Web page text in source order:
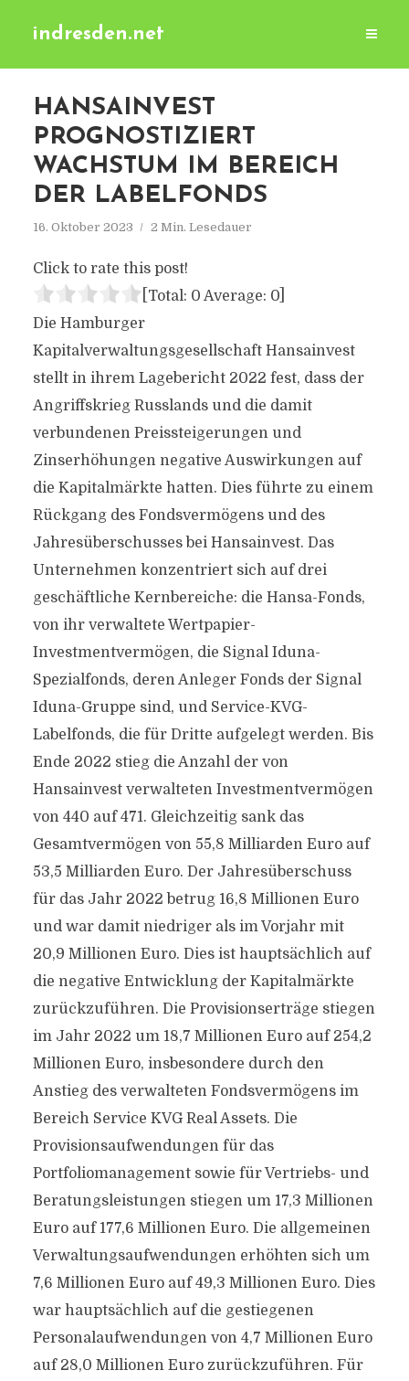
indresden.net
HANSAINVEST
PROGNOSTIZIERT
WACHSTUM IM BEREICH
DER LABELFONDS
16. Oktober 2023 2 Min. Lesedauer
Click to rate this post!
[Total: 0 Average: 0]
Die Hamburger
Kapitalverwaltungsgesellschaft Hansainvest
stellt in ihrem Lagebericht 2022 fest, dass der
Angriffskrieg Russlands und die damit
verbundenen Preissteigerungen und
Zinserhöhungen negative Auswirkungen auf
die Kapitalmärkte hatten. Dies führte zu einem
Rückgang des Fondsvermögens und des
Jahresüberschusses bei Hansainvest. Das
Unternehmen konzentriert sich auf drei
geschäftliche Kernbereiche: die Hansa-Fonds,
von ihr verwaltete Wertpapier-
Investmentvermögen, die Signal Iduna-
Spezialfonds, deren Anleger Fonds der Signal
Iduna-Gruppe sind, und Service-KVG-
Labelfonds, die für Dritte aufgelegt werden. Bis
Ende 2022 stieg die Anzahl der von
Hansainvest verwalteten Investmentvermögen
von 440 auf 471. Gleichzeitig sank das
Gesamtvermögen von 55,8 Milliarden Euro auf
53,5 Milliarden Euro. Der Jahresüberschuss
für das Jahr 2022 betrug 16,8 Millionen Euro
und war damit niedriger als im Vorjahr mit
20,9 Millionen Euro. Dies ist hauptsächlich auf
die negative Entwicklung der Kapitalmärkte
zurückzuführen. Die Provisionserträge stiegen
im Jahr 2022 um 18,7 Millionen Euro auf 254,2
Millionen Euro, insbesondere durch den
Anstieg des verwalteten Fondsvermögens im
Bereich Service KVG Real Assets. Die
Provisionsaufwendungen für das
Portfoliomanagement sowie für Vertriebs- und
Beratungsleistungen stiegen um 17,3 Millionen
Euro auf 177,6 Millionen Euro. Die allgemeinen
Verwaltungsaufwendungen erhöhten sich um
7,6 Millionen Euro auf 49,3 Millionen Euro. Dies
war hauptsächlich auf die gestiegenen
Personalaufwendungen von 4,7 Millionen Euro
auf 28,0 Millionen Euro zurückzuführen. Für